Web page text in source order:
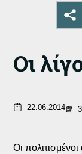
Οι
22.06.2014 3
Οι